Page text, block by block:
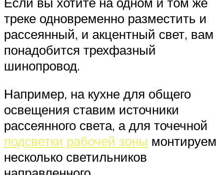
треке одновременно разместить и
рассеянный, и акцентный свет, вам
понадобится трехфазный
шинопровод.
Например, на кухне для общего
освещения ставим источники
рассеянного света, а для точечной
подсветки рабочей зоны монтируем
несколько светильников